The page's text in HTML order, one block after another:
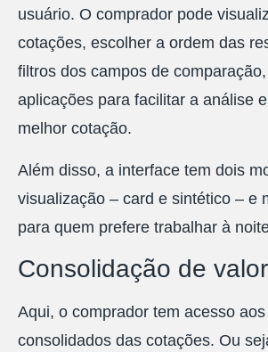
usuário. O comprador pode
cotações, escolher a ordem das
filtros dos campos de
aplicações para facilitar a análise
melhor cotação.
Além disso, a interface tem dois
visualização – card e sintético – e
para quem prefere trabalhar à
Consolidação de
Aqui, o comprador tem acesso
consolidados das cotações. Ou